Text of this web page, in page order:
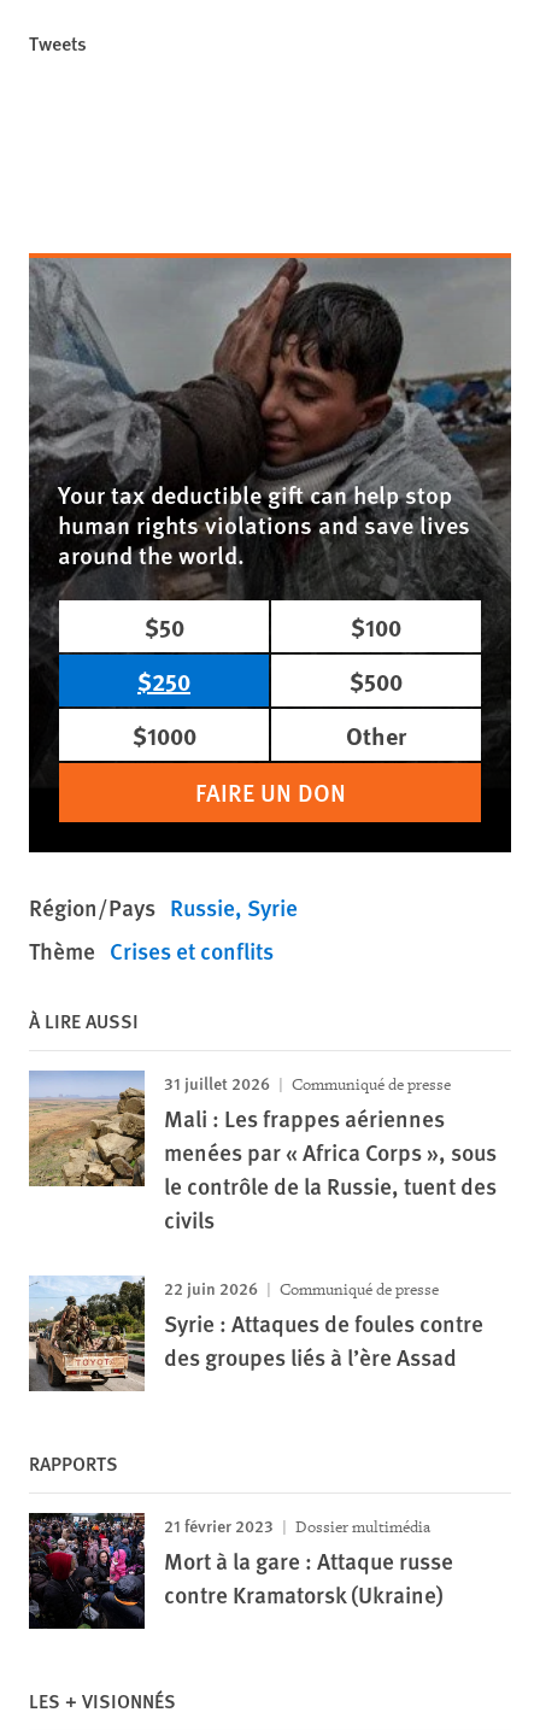
Tweets
Your tax deductible gift can help stop
human rights violations and save lives
around the world.
$50
$100
$250
$500
$1000
Other
FAIRE UN DON
Région/Pays Russie Syrie
Thème Crises et conflits
À LIRE AUSSI
31 juillet 2026 Communiqué de presse
Mali : Les frappes aériennes
menées par « Africa Corps », sous
le contrôle de la Russie, tuent des
civils
22 juin 2026 Communiqué de presse
Syrie : Attaques de foules contre
des groupes liés à l’ère Assad
RAPPORTS
21 février 2023 Dossier multimédia
Mort à la gare : Attaque russe
contre Kramatorsk (Ukraine)
LES + VISIONNÉS